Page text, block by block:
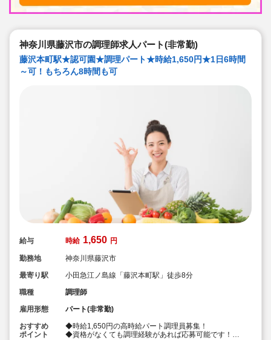
神奈川県藤沢市の調理師求人パート(非常勤)
藤沢本町駅★認可園★調理パート★時給1,650円★1日6時間
～可！もちろん8時間も可
給与 時給 1,650 円
勤務地
神奈川県藤沢市
最寄り駅
小田急江ノ島線「藤沢本町駅」徒歩8分
職種
調理師
雇用形態
パート(非常勤)
おすすめ
ポイント
◆時給1,650円の高時給パート調理員募集！
◆資格がなくても調理経験があれば応募可能です！